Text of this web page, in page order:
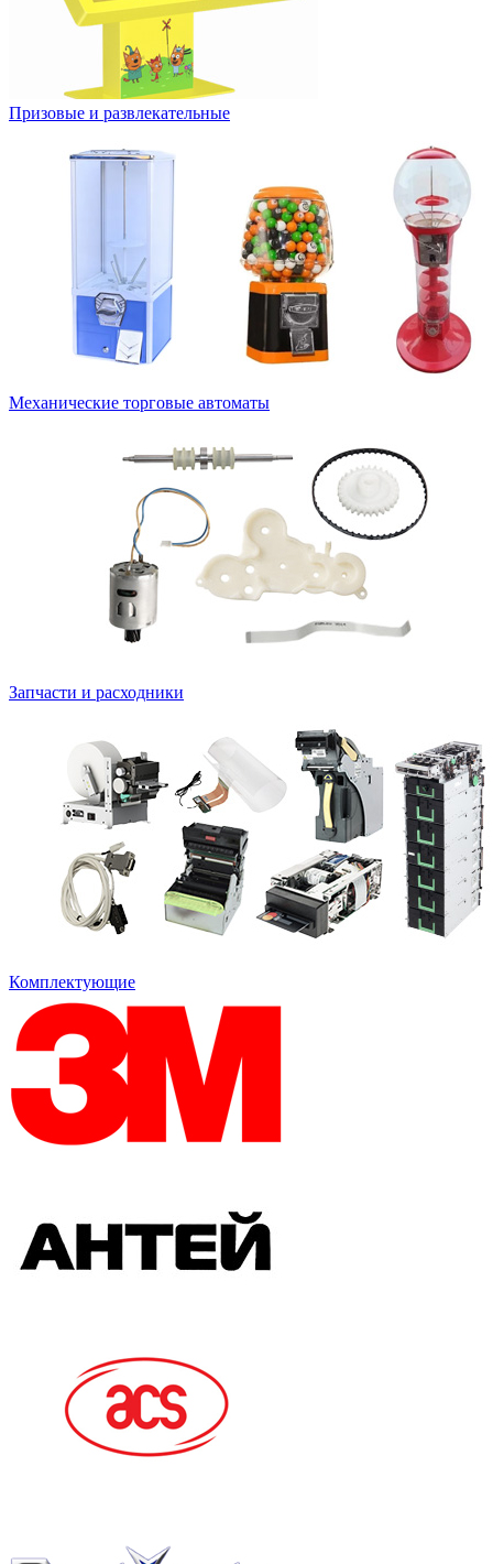
Призовые и развлекательные
Механические торговые автоматы
Запчасти и расходники
Комплектующие